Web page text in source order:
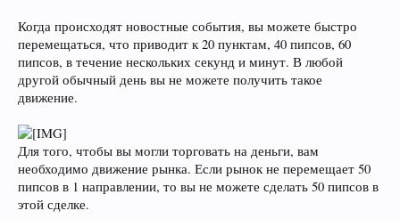
Когда происходят новостные события, вы можете быстро
перемещаться, что приводит к 20 пунктам, 40 пипсов, 60
пипсов, в течение нескольких секунд и минут. В любой
другой обычный день вы не можете получить такое
движение.
Для того, чтобы вы могли торговать на деньги, вам
необходимо движение рынка. Если рынок не перемещает 50
пипсов в 1 направлении, то вы не можете сделать 50 пипсов в
этой сделке.